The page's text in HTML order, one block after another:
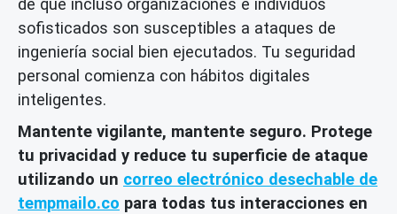
de que incluso organizaciones e individuos
sofisticados son susceptibles a ataques de
ingeniería social bien ejecutados. Tu seguridad
personal comienza con hábitos digitales
inteligentes.
Mantente vigilante, mantente seguro. Protege
tu privacidad y reduce tu superficie de ataque
utilizando un correo electrónico desechable de
tempmailo.co para todas tus interacciones en